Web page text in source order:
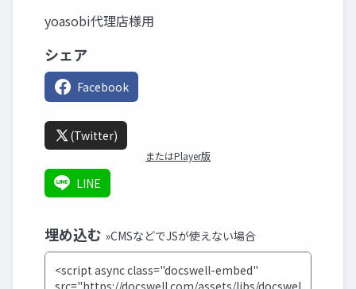
yoasobi代理店様用
シェア
Facebook
(Twitter)
またはPlayer版
LINE
埋め込む »CMSなどでJSが使えない場合